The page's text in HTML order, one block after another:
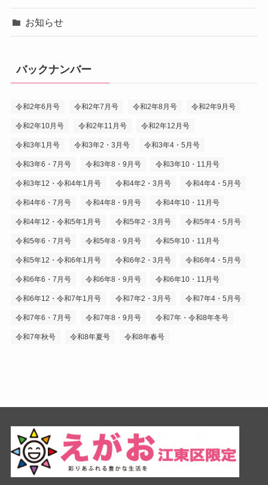
お知らせ
バックナンバー
令和2年6月号 令和2年7月号 令和2年8月号 令和2年9月号
令和2年10月号 令和2年11月号 令和2年12月号
令和3年1月号 令和3年2・3月号 令和3年4・5月号
令和3年6・7月号 令和3年8・9月号 令和3年10・11月号
令和3年12・令和4年1月号 令和4年2・3月号 令和4年4・5月号
令和4年6・7月号 令和4年8・9月号 令和4年10・11月号
令和4年12・令和5年1月号 令和5年2・3月号 令和5年4・5月号
令和5年6・7月号 令和5年8・9月号 令和5年10・11月号
令和5年12・令和6年1月号 令和6年2・3月号 令和6年4・5月号
令和6年6・7月号 令和6年8・9月号 令和6年10・11月号
令和6年12・令和7年1月号 令和7年2・3月号 令和7年4・5月号
令和7年6・7月号 令和7年8・9月号 令和7年・令和8年冬号
令和7年秋号 令和8年夏号 令和8年春号